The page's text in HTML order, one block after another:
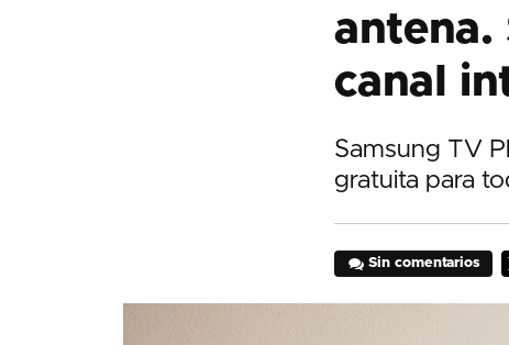
antena.
canal
Samsung TV
gratuita para
Sin comentarios